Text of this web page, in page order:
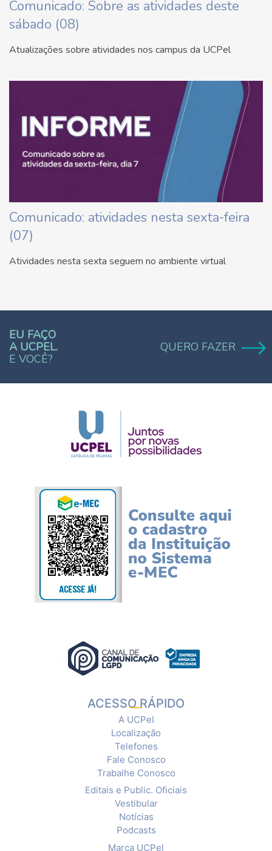
Comunicado: Sobre as atividades deste
sábado (08)
Atualizações sobre atividades nos campus da UCPel
Comunicado: atividades nesta sexta-feira
(07)
Atividades nesta sexta seguem no ambiente virtual
EU FAÇO
A UCPEL.
E VOCÊ?
QUERO FAZER
ACESSO RÁPIDO
A UCPel
Localização
Telefones
Fale Conosco
Trabalhe Conosco
Editais e Public. Oficiais
Vestibular
Notícias
Podcasts
Marca UCPel